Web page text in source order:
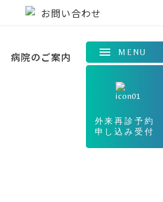
お問い合わせ
病院のご案内 MENU
外来再診予約
申し込み受付